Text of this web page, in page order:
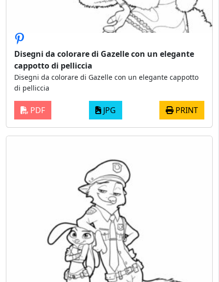
Disegni da colorare di Gazelle con un elegante
cappotto di pelliccia
Disegni da colorare di Gazelle con un elegante cappotto
di pelliccia
PDF JPG PRINT